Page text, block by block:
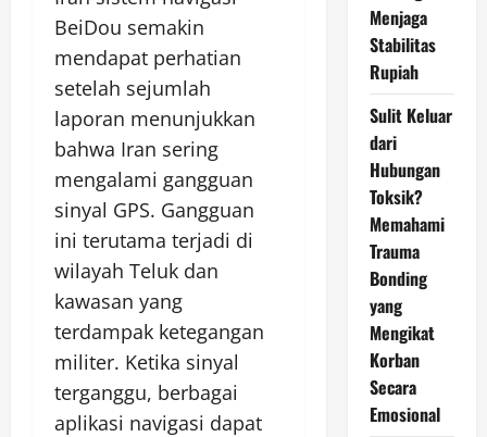
BeiDou semakin
mendapat perhatian
setelah sejumlah
laporan menunjukkan
bahwa Iran sering
mengalami gangguan
sinyal GPS. Gangguan
ini terutama terjadi di
wilayah Teluk dan
kawasan yang
terdampak ketegangan
militer. Ketika sinyal
terganggu, berbagai
aplikasi navigasi dapat
Menjaga
Stabilitas
Rupiah
Sulit Keluar
dari
Hubungan
Toksik?
Memahami
Trauma
Bonding
yang
Mengikat
Korban
Secara
Emosional